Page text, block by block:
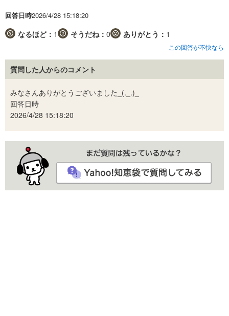
回答日時2026/4/28 15:18:20
なるほど： 1 そうだね： 0 ありがとう： 1
この回答が不快なら
質問した人からのコメント
みなさんありがとうございました_(._.)_
回答日時
2026/4/28 15:18:20